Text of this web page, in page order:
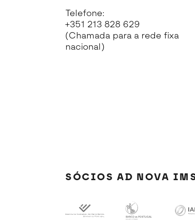
Telefone:
+351 213 828 629
(Chamada para a rede fixa
nacional)
SÓCIOS AD NOVA